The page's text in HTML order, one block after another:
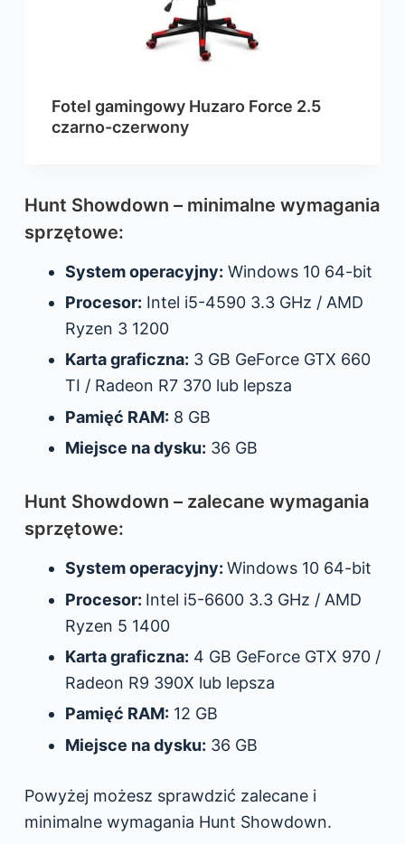
Fotel gamingowy Huzaro Force 2.5
czarno-czerwony
Hunt Showdown – minimalne wymagania
sprzętowe:
System operacyjny: Windows 10 64-bit
Procesor: Intel i5-4590 3.3 GHz / AMD
Ryzen 3 1200
Karta graficzna: 3 GB GeForce GTX 660
TI / Radeon R7 370 lub lepsza
Pamięć RAM: 8 GB
Miejsce na dysku: 36 GB
Hunt Showdown – zalecane wymagania
sprzętowe:
System operacyjny: Windows 10 64-bit
Procesor: Intel i5-6600 3.3 GHz / AMD
Ryzen 5 1400
Karta graficzna: 4 GB GeForce GTX 970 /
Radeon R9 390X lub lepsza
Pamięć RAM: 12 GB
Miejsce na dysku: 36 GB
Powyżej możesz sprawdzić zalecane i
minimalne wymagania Hunt Showdown.